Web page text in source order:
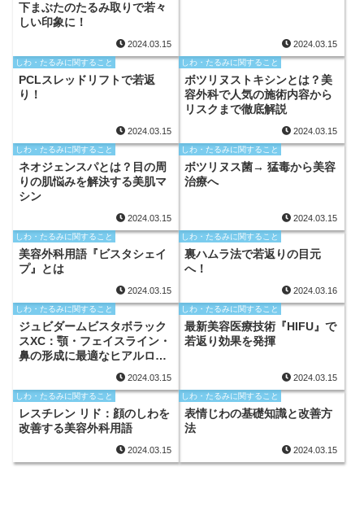
下まぶたのたるみ取りで若々
しい印象に！
2024.03.15 2024.03.15
しわ・たるみに関すること
PCLスレッドリフトで若返
り！
2024.03.15
しわ・たるみに関すること
ボツリヌストキシンとは？美
容外科で人気の施術内容から
リスクまで徹底解説
2024.03.15
しわ・たるみに関すること
ネオジェンスパとは？目の周
りの肌悩みを解決する美肌マ
シン
2024.03.15
しわ・たるみに関すること
ボツリヌス菌→ 猛毒から美容
治療へ
2024.03.15
しわ・たるみに関すること
美容外科用語『ビスタシェイ
プ』とは
2024.03.15
しわ・たるみに関すること
裏ハムラ法で若返りの目元
へ！
2024.03.16
しわ・たるみに関すること
ジュビダームビスタボラック
スXC：顎・フェイスライン・
鼻の形成に最適なヒアルロン
2024.03.15
しわ・たるみに関すること
最新美容医療技術『HIFU』で
若返り効果を発揮
2024.03.15
しわ・たるみに関すること
レスチレン リド：顔のしわを
改善する美容外科用語
2024.03.15
しわ・たるみに関すること
表情じわの基礎知識と改善方
法
2024.03.15